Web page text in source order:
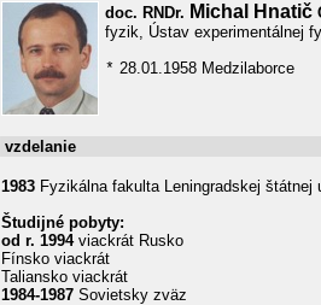
doc. RNDr. Michal Hnatič
fyzik, Ústav experimentálnej
* 28.01.1958 Medzilaborce
vzdelanie
1983 Fyzikálna fakulta Leningradskej štátnej
Študijné pobyty:
od r. 1994viackrát Rusko
Fínsko viackrát
Taliansko viackrát
1984-1987 Sovietsky zväz